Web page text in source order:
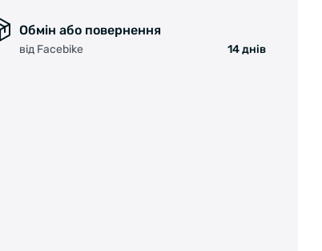
Обмін або повернення
від Facebike 14 днів